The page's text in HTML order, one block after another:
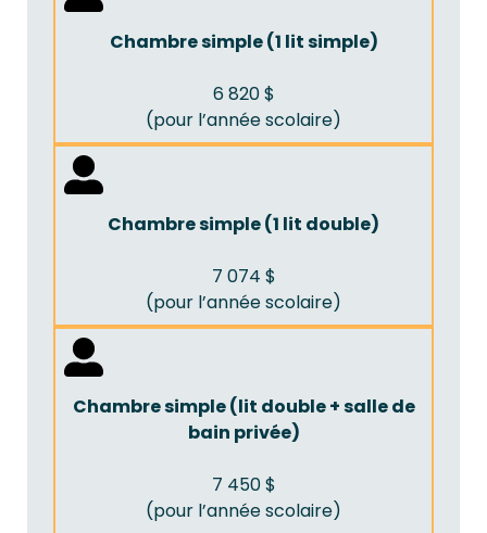
Chambre simple (1 lit simple)
6 820 $
(pour l’année scolaire)
Chambre simple (1 lit double)
7 074 $
(pour l’année scolaire)
Chambre simple (lit double + salle de
bain privée)
7 450 $
(pour l’année scolaire)